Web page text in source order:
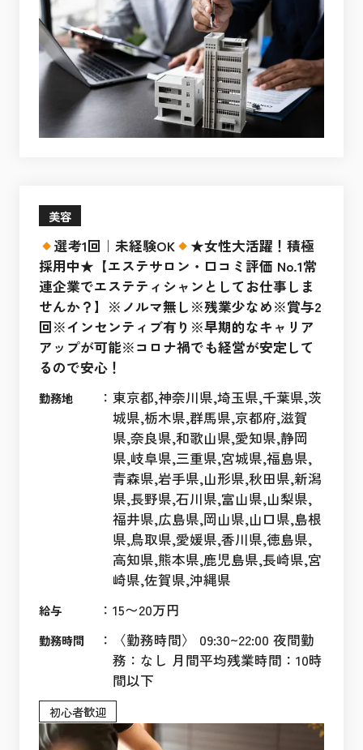
美容
選考1回｜未経験OK
★女性大活躍！積極
採用中★【エステサロン・口コミ評価 No.1常
連企業でエステティシャンとしてお仕事しま
せんか？】※ノルマ無し※残業少なめ※賞与2
回※インセンティブ有り※早期的なキャリア
アップが可能※コロナ禍でも経営が安定して
るので安心！
勤務地 ： 東京都,神奈川県,埼玉県,千葉県,茨
城県,栃木県,群馬県,京都府,滋賀
県,奈良県,和歌山県,愛知県,静岡
県,岐阜県,三重県,宮城県,福島県,
青森県,岩手県,山形県,秋田県,新潟
県,長野県,石川県,富山県,山梨県,
福井県,広島県,岡山県,山口県,島根
県,鳥取県,愛媛県,香川県,徳島県,
高知県,熊本県,鹿児島県,長崎県,宮
崎県,佐賀県,沖縄県
給与 ： 15〜20万円
勤務時間 ：
〈勤務時間〉 09:30~22:00 夜間勤
務：なし 月間平均残業時間：10時
間以下
初心者歓迎